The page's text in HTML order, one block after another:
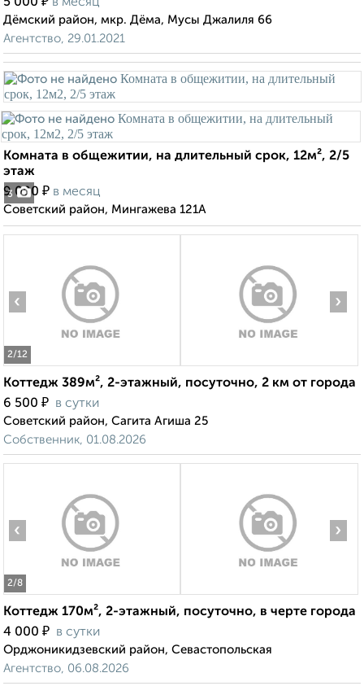
5 000
в месяц
Дёмский район, мкр. Дёма, Мусы Джалиля 66
Агентство, 29.01.2021
3
Комната в общежитии, на длительный срок, 12м², 2/5
этаж
9 000 ₽ в месяц
Советский район, Мингажева 121А
2/12
‹ ›
Коттедж 389м², 2-этажный, посуточно, 2 км от города
6 500 ₽ в сутки
Советский район, Сагита Агиша 25
Собственник, 01.08.2026
2/8
‹ ›
Коттедж 170м², 2-этажный, посуточно, в черте города
4 000 ₽ в сутки
Орджоникидзевский район, Севастопольская
Агентство, 06.08.2026